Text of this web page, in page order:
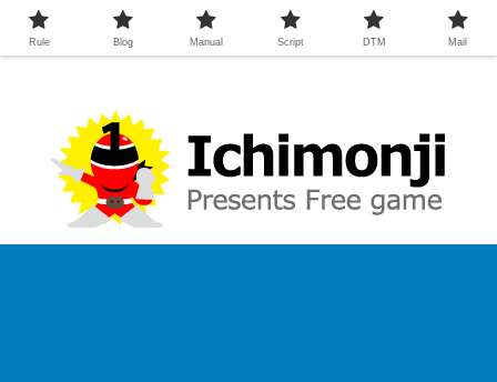
Rule Blog Manual Script DTM Mail